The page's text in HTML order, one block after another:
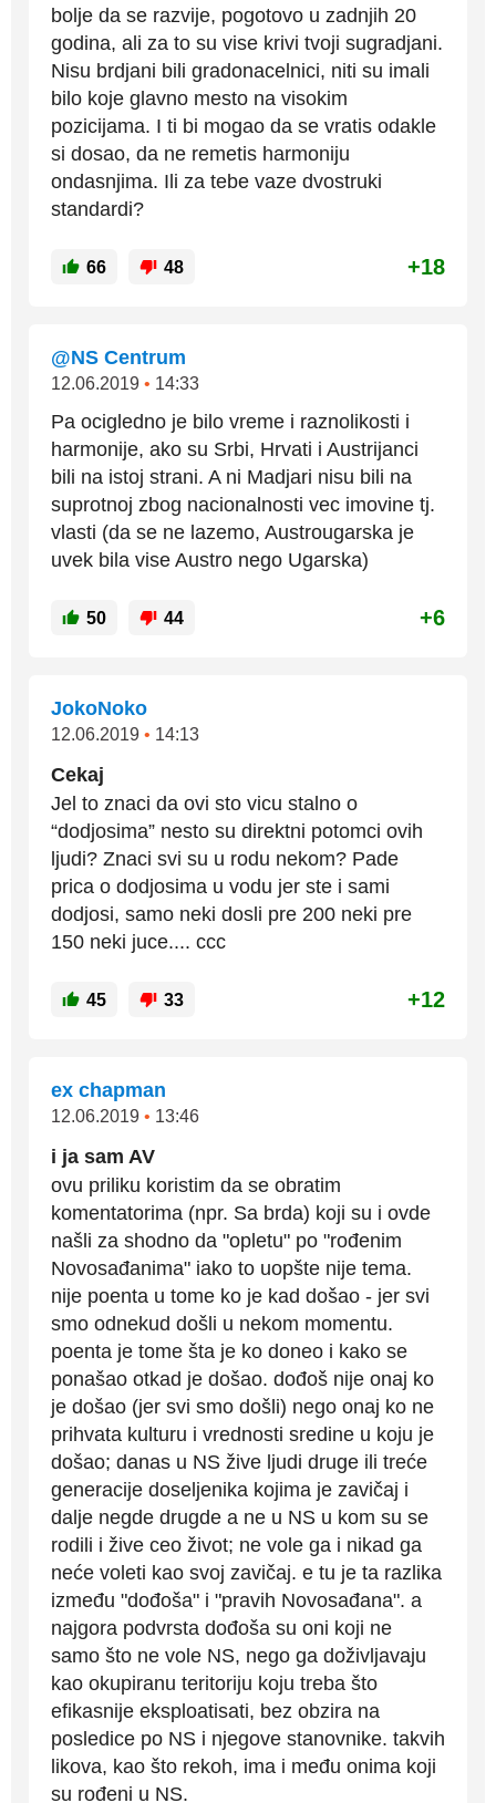
bolje da se razvije, pogotovo u zadnjih 20
godina, ali za to su vise krivi tvoji sugradjani.
Nisu brdjani bili gradonacelnici, niti su imali
bilo koje glavno mesto na visokim
pozicijama. I ti bi mogao da se vratis odakle
si dosao, da ne remetis harmoniju
ondasnjima. Ili za tebe vaze dvostruki
standardi?
66 48 +18
@NS Centrum
12.06.2019 • 14:33
Pa ocigledno je bilo vreme i raznolikosti i
harmonije, ako su Srbi, Hrvati i Austrijanci
bili na istoj strani. A ni Madjari nisu bili na
suprotnoj zbog nacionalnosti vec imovine tj.
vlasti (da se ne lazemo, Austrougarska je
uvek bila vise Austro nego Ugarska)
50 44 +6
JokoNoko
12.06.2019 • 14:13
Cekaj
Jel to znaci da ovi sto vicu stalno o
“dodjosima” nesto su direktni potomci ovih
ljudi? Znaci svi su u rodu nekom? Pade
prica o dodjosima u vodu jer ste i sami
dodjosi, samo neki dosli pre 200 neki pre
150 neki juce.... ccc
45 33 +12
ex chapman
12.06.2019 • 13:46
i ja sam AV
ovu priliku koristim da se obratim
komentatorima (npr. Sa brda) koji su i ovde
našli za shodno da "opletu" po "rođenim
Novosađanima" iako to uopšte nije tema.
nije poenta u tome ko je kad došao - jer svi
smo odnekud došli u nekom momentu.
poenta je tome šta je ko doneo i kako se
ponašao otkad je došao. dođoš nije onaj ko
je došao (jer svi smo došli) nego onaj ko ne
prihvata kulturu i vrednosti sredine u koju je
došao; danas u NS žive ljudi druge ili treće
generacije doseljenika kojima je zavičaj i
dalje negde drugde a ne u NS u kom su se
rodili i žive ceo život; ne vole ga i nikad ga
neće voleti kao svoj zavičaj. e tu je ta razlika
između "dođoša" i "pravih Novosađana". a
najgora podvrsta dođoša su oni koji ne
samo što ne vole NS, nego ga doživljavaju
kao okupiranu teritoriju koju treba što
efikasnije eksploatisati, bez obzira na
posledice po NS i njegove stanovnike. takvih
likova, kao što rekoh, ima i među onima koji
su rođeni u NS.